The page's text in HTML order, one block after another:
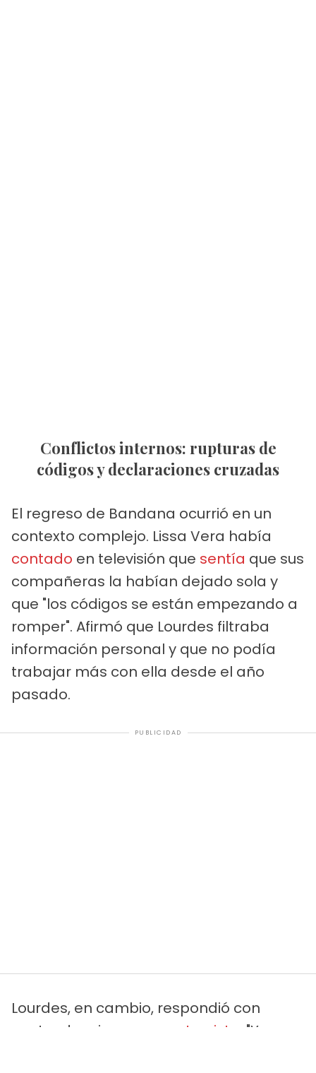
Conflictos internos: rupturas de
códigos y declaraciones cruzadas
El regreso de Bandana ocurrió en un
contexto complejo. Lissa Vera había
contado en televisión que sentía que sus
compañeras la habían dejado sola y
que "los códigos se están empezando a
romper". Afirmó que Lourdes filtraba
información personal y que no podía
trabajar más con ella desde el año
pasado.
PUBLICIDAD
Lourdes, en cambio, respondió con
contundencia en una
entrevista
: "Yo no